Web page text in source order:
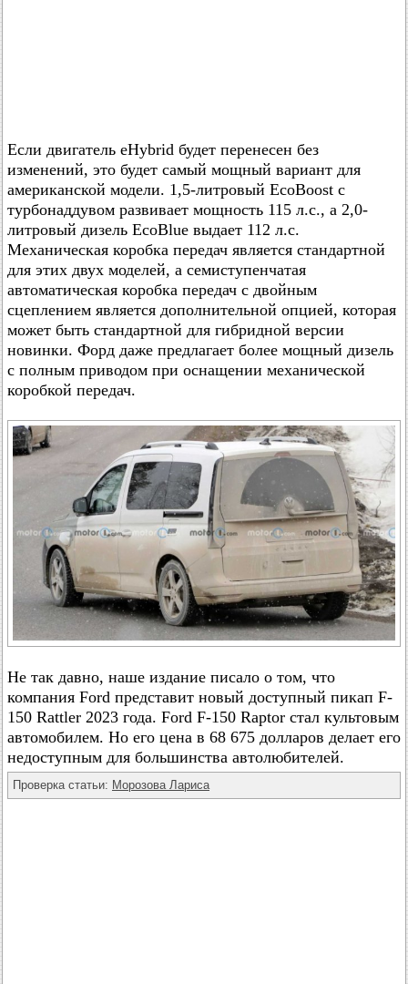
Если двигатель eHybrid будет перенесен без
изменений, это будет самый мощный вариант для
американской модели. 1,5-литровый EcoBoost с
турбонаддувом развивает мощность 115 л.с., а 2,0-
литровый дизель EcoBlue выдает 112 л.с.
Механическая коробка передач является стандартной
для этих двух моделей, а семиступенчатая
автоматическая коробка передач с двойным
сцеплением является дополнительной опцией, которая
может быть стандартной для гибридной версии
новинки. Форд даже предлагает более мощный дизель
с полным приводом при оснащении механической
коробкой передач.
Не так давно, наше издание писало о том, что
компания Ford представит новый доступный пикап F-
150 Rattler 2023 года. Ford F-150 Raptor стал культовым
автомобилем. Но его цена в 68 675 долларов делает его
недоступным для большинства автолюбителей.
Проверка статьи: Морозова Лариса